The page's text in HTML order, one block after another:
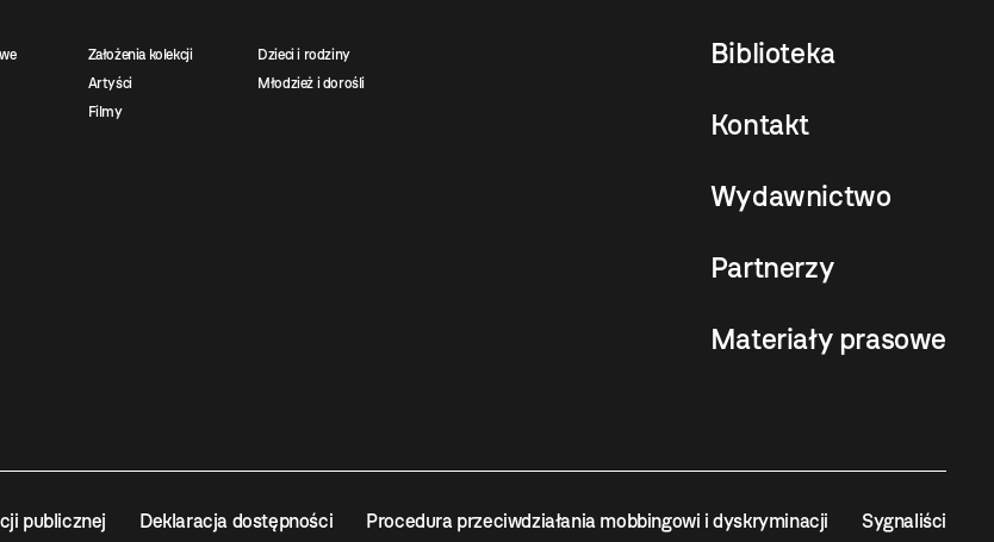
Założenia kolekcji
Artyści
Filmy
Dzieci i rodziny
Młodzież i dorośli
Biblioteka
Kontakt
Wydawnictwo
Partnerzy
Materiały prasowe
publicznej Deklaracja dostępności Procedura przeciwdziałania mobbingowi i dyskryminacji Sygnaliści